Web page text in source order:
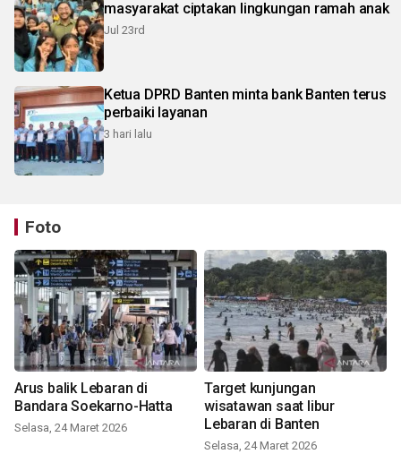
masyarakat ciptakan lingkungan ramah anak
Jul 23rd
Ketua DPRD Banten minta bank Banten terus
perbaiki layanan
3 hari lalu
Foto
Arus balik Lebaran di
Bandara Soekarno-Hatta
Selasa, 24 Maret 2026
Target kunjungan
wisatawan saat libur
Lebaran di Banten
Selasa, 24 Maret 2026